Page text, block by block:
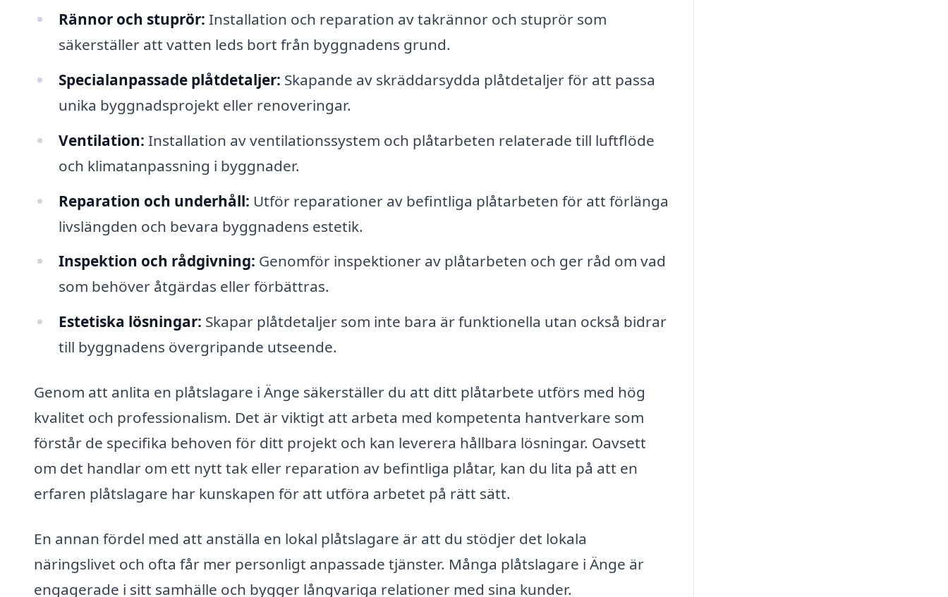
Rännor och stuprör: Installation och reparation av takrännor och stuprör som
säkerställer att vatten leds bort från byggnadens grund.
Specialanpassade plåtdetaljer: Skapande av skräddarsydda plåtdetaljer för att passa
unika byggnadsprojekt eller renoveringar.
Ventilation: Installation av ventilationssystem och plåtarbeten relaterade till luftflöde
och klimatanpassning i byggnader.
Reparation och underhåll: Utför reparationer av befintliga plåtarbeten för att förlänga
livslängden och bevara byggnadens estetik.
Inspektion och rådgivning: Genomför inspektioner av plåtarbeten och ger råd om vad
som behöver åtgärdas eller förbättras.
Estetiska lösningar: Skapar plåtdetaljer som inte bara är funktionella utan också bidrar
till byggnadens övergripande utseende.
Genom att anlita en plåtslagare i Änge säkerställer du att ditt plåtarbete utförs med hög
kvalitet och professionalism. Det är viktigt att arbeta med kompetenta hantverkare som
förstår de specifika behoven för ditt projekt och kan leverera hållbara lösningar. Oavsett
om det handlar om ett nytt tak eller reparation av befintliga plåtar, kan du lita på att en
erfaren plåtslagare har kunskapen för att utföra arbetet på rätt sätt.
En annan fördel med att anställa en lokal plåtslagare är att du stödjer det lokala
näringslivet och ofta får mer personligt anpassade tjänster. Många plåtslagare i Änge är
engagerade i sitt samhälle och bygger långvariga relationer med sina kunder.